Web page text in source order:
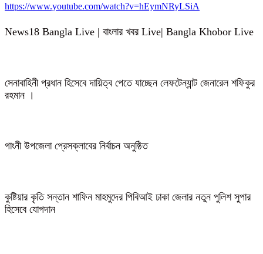
https://www.youtube.com/watch?v=hEymNRyLSiA
News18 Bangla Live | বাংলার খবর Live| Bangla Khobor Live
সেনাবাহিনী প্রধান হিসেবে দায়িত্ব পেতে যাচ্ছেন লেফটেন্যান্ট জেনারেল শফিকুর
রহমান ।
গাংনী উপজেলা প্রেসক্লাবের নির্বাচন অনুষ্ঠিত
কুষ্টিয়ার কৃতি সন্তান শাফিন মাহমুদের পিবিআই ঢাকা জেলার নতুন পুলিশ সুপার
হিসেবে যোগদান